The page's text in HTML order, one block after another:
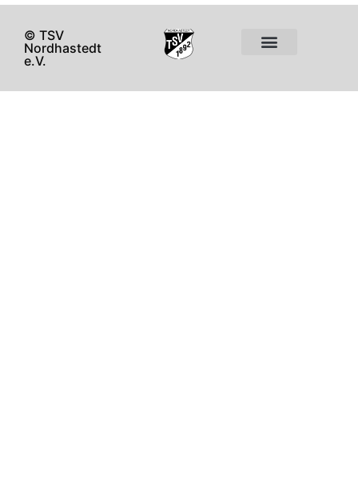
© TSV
Nordhastedt
e.V.